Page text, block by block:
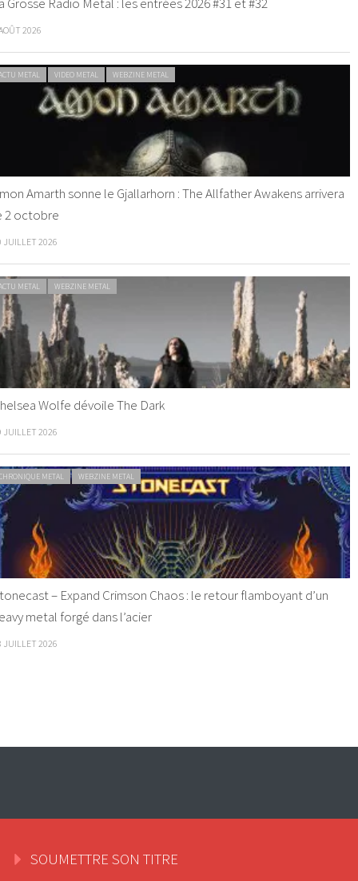
2026
METAL VIDEO METAL WEBZINE METAL
Amarth sonne le Gjallarhorn : The Allfather Awakens arrivera
2 octobre
JUILLET 2026
METAL WEBZINE METAL
Wolfe dévoile The Dark
JUILLET 2026
METAL WEBZINE METAL
– Expand Crimson Chaos : le retour flamboyant d’un
metal forgé dans l’acier
JUILLET 2026
SOUMETTRE SON TITRE